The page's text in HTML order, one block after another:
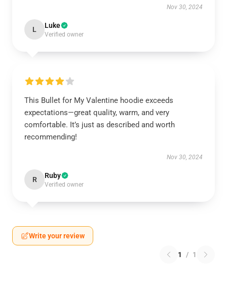
Nov 30, 2024
L Luke
Verified owner
This Bullet for My Valentine hoodie exceeds
expectations—great quality, warm, and very
comfortable. It’s just as described and worth
recommending!
Nov 30, 2024
R Ruby
Verified owner
Write your review
1 / 1